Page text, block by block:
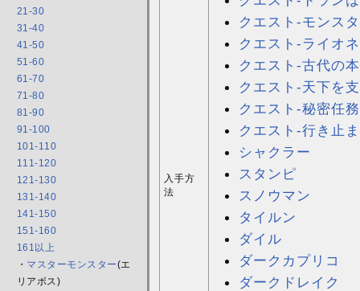
21-30
31-40
41-50
51-60
61-70
71-80
81-90
91-100
101-110
111-120
121-130
131-140
141-150
151-160
161以上
・ マスターモンスター(エ
リアボス)
入手方
法
クエスト-モンス
クエスト-ライオ
クエスト-古代の
クエスト-天下を
クエスト-秘密任務
クエスト-行き止
シャクラー
スタンピ
スノウマン
タイルン
ダイル
ダークカプリコ
ダークドレイク